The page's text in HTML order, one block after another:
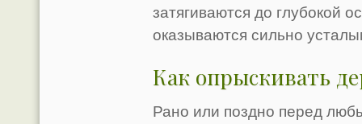
затягиваются до глубокой
оказываются сильно
Как опрыскивать
Рано или поздно перед